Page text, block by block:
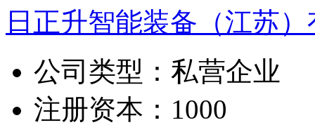
日正升智能装备（江苏
公司类型： 私营企业
注册资本： 1000